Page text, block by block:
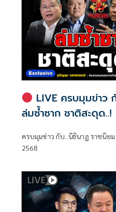
LIVE ครบมุมข่าว
ล่มซ้ำซาก ชาติสะดุด..!
ครบมุมข่าว กับ..นิธินาฏ ราชนิย
2568